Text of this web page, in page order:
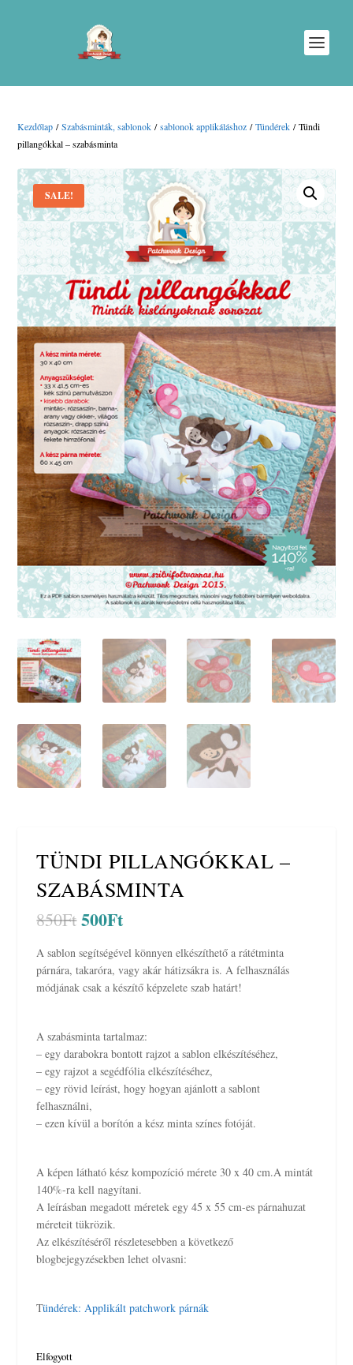
Kezdőlap /Szabásminták, sablonok /sablonok applikáláshoz /Tündérek / Tündi
pillangókkal – szabásminta
SALE!
TÜNDI PILLANGÓKKAL –
SZABÁSMINTA
850FtO
i
g
i
l
p
r
i
c
e
s
:
8
5
0
F
500FtC
r
r
e
p
r
i
c
i
5
0
0
t
.
A sablon segítségével könnyen elkészíthető a rátétminta
párnára, takaróra, vagy akár hátizsákra is. A felhasználás
módjának csak a készítő képzelete szab határt!
A szabásminta tartalmaz:
– egy darabokra bontott rajzot a sablon elkészítéséhez,
– egy rajzot a segédfólia elkészítéséhez,
– egy rövid leírást, hogy hogyan ajánlott a sablont
felhasználni,
– ezen kívül a borítón a kész minta színes fotóját.
A képen látható kész kompozíció mérete 30 x 40 cm.A mintát
140%-ra kell nagyítani.
A leírásban megadott méretek egy 45 x 55 cm-es párnahuzat
méreteit tükrözik.
Az elkészítéséről részletesebben a következő
blogbejegyzésekben lehet olvasni:
Tündérek: Applikált patchwork párnák
Elfogyott